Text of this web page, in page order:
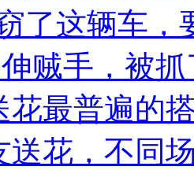
了这辆车，
贼手，被抓
花最普遍的
送花，不同